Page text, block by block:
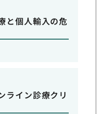
と個人輸入の危
ライン診療クリ